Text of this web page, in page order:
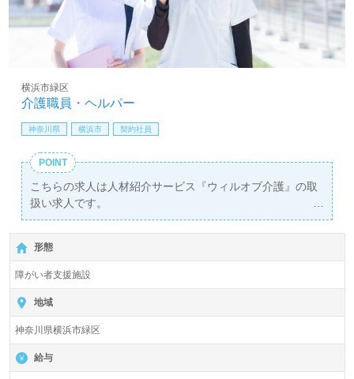
介護職員・ヘルパー
横浜市緑区
神奈川県 横浜市 契約社員
POINT
こちらの求人は人材紹介サービス『ウィルオブ介護』の取
扱い求人です。
詳細に関してお気軽にご相談ください♪
【無料】で皆さんの転職活動をサポートいたします。
形態
障がい者支援施設
地域
神奈川県横浜市緑区
給与